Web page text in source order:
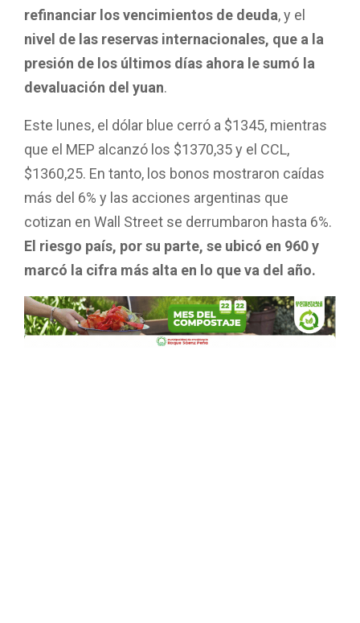
refinanciar los vencimientos de deuda, y el
nivel de las reservas internacionales, que a la
presión de los últimos días ahora le sumó la
devaluación del yuan.
Este lunes, el dólar blue cerró a $1345, mientras
que el MEP alcanzó los $1370,35 y el CCL,
$1360,25. En tanto, los bonos mostraron caídas
más del 6% y las acciones argentinas que
cotizan en Wall Street se derrumbaron hasta 6%.
El riesgo país, por su parte, se ubicó en 960 y
marcó la cifra más alta en lo que va del año.